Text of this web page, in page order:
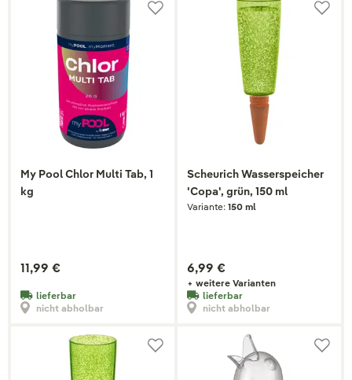
My Pool Chlor Multi Tab, 1
kg
11,99 €
lieferbar
nicht abholbar
Scheurich Wasserspeicher
'Copa', grün, 150 ml
Variante: 150 ml
6,99 €
+ weitere Varianten
lieferbar
nicht abholbar